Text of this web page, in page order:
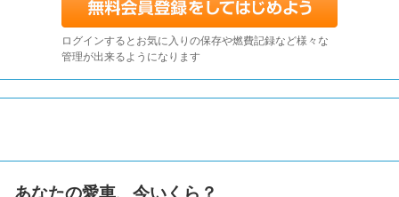
ログインするとお気に入りの保存や燃費記録など様々な
管理が出来るようになります
あなたの愛車、今いくら？